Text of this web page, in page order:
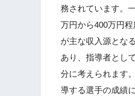
務されています。
万円から400万円
が主な収入源とな
あり、指導者とし
分に考えられます
導する選手の成績